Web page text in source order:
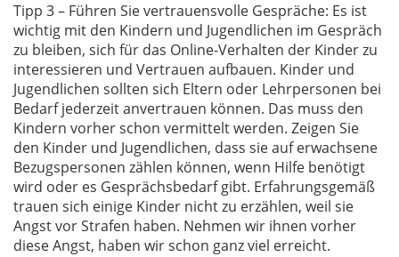
Tipp 3 – Führen Sie vertrauensvolle Gespräche: Es ist
wichtig mit den Kindern und Jugendlichen im Gespräch
zu bleiben, sich für das Online-Verhalten der Kinder zu
interessieren und Vertrauen aufbauen. Kinder und
Jugendlichen sollten sich Eltern oder Lehrpersonen bei
Bedarf jederzeit anvertrauen können. Das muss den
Kindern vorher schon vermittelt werden. Zeigen Sie
den Kinder und Jugendlichen, dass sie auf erwachsene
Bezugspersonen zählen können, wenn Hilfe benötigt
wird oder es Gesprächsbedarf gibt. Erfahrungsgemäß
trauen sich einige Kinder nicht zu erzählen, weil sie
Angst vor Strafen haben. Nehmen wir ihnen vorher
diese Angst, haben wir schon ganz viel erreicht.